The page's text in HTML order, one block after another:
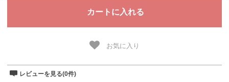
お気に入り
レビューを見る(0件)